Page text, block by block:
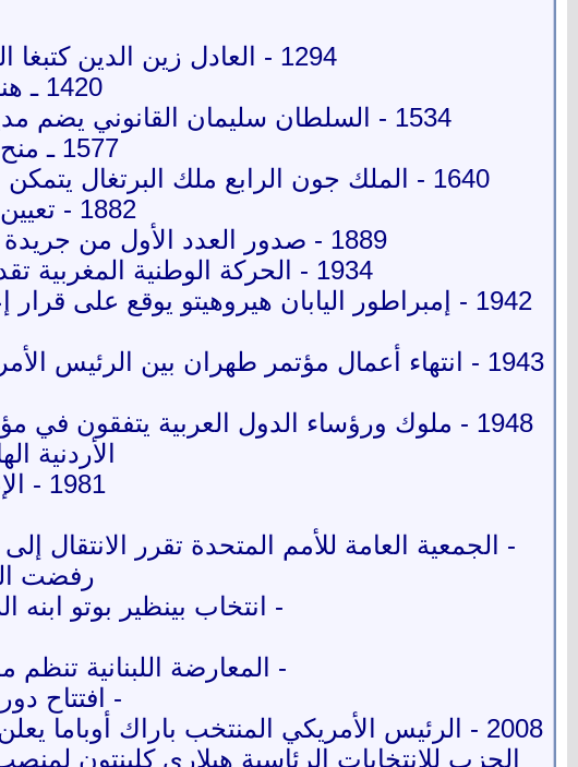
1294 - العادل زين الدين كتبغا المنصوري يتولى الحكم ليصبح عاشر سلطان للدولة المملوكية.
1420 ـ هنري الخامس ملك إنجلترا يدخل باريس.
1534 - السلطان سليمان القانوني يضم مدينة بغداد إلى الدولة العثمانية بعد أن كانت تحت سيطرة الدولة الصفوية.
1577 ـ منح فرنسيس والسينغهام رتبة فارس (سير).
1640 - الملك جون الرابع ملك البرتغال يتمكن من تخليص بلاده من سيطرة إسبانيا وذلك بعد ستين عامًا من هذه السيطرة.
1882 - تعيين شمس الدين الإنبابي شيخًا للجامع الأزهر.
1889 - صدور العدد الأول من جريدة المؤيد والتي أسسها مصطفى كامل ورأس تحريرها ‹علي يوسف›.
1934 - الحركة الوطنية المغربية تقدم وثيقة مطالب الشعب المغربي إلى سلطات الحماية الفرنسية.
1942 - إمبراطور اليابان هيروهيتو يوقع على
1943 - انتهاء أعمال مؤتمر طهران بين
1948 - ملوك ورؤساء الدول العربية يتفقون
الأردنية
1981 - الإعلان رسميًا عن اكتشاف فيروس الإيدز.
- الجمعية العامة للأمم المتحدة تقرر
رفضت
- انتخاب بينظير بوتو
- المعارضة اللبنانية
- افتتاح
2008 - الرئيس الأمريكي المنتخب باراك
الحزب للانتخابات الرئاسية هيلاري كلينتون